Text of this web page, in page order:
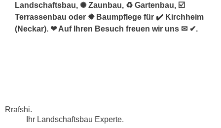
Landschaftsbau, ✺ Zaunbau, ♻ Gartenbau, ☑️
Terrassenbau oder ✹ Baumpflege für ✔️ Kirchheim
(Neckar). ❤ Auf Ihren Besuch freuen wir uns ✉ ✔.
Rrafshi.
Ihr Landschaftsbau Experte.